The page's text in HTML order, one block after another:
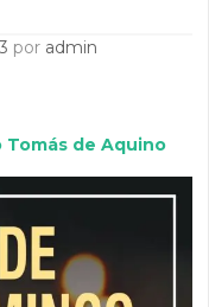
por admin
Tomás de Aquino